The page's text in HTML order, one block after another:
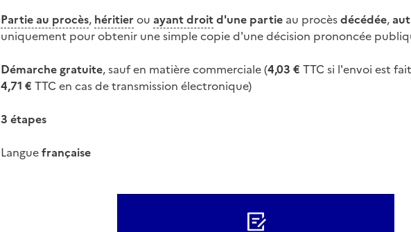
Partie au procès, héritier ou ayant droitd'une partie au procèsdécédée,
uniquement pour obtenir une simple copie d'une décision prononcée
Démarche gratuite, sauf en matière commerciale (4,03 € TTC si l'envoi est
4,71 € TTC en cas de transmission électronique)
3 étapes
Languefrançaise